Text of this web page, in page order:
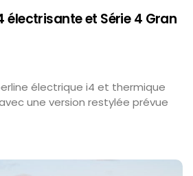
électrisante et Série 4 Gran
électrique i4 et thermique
une version restylée prévue